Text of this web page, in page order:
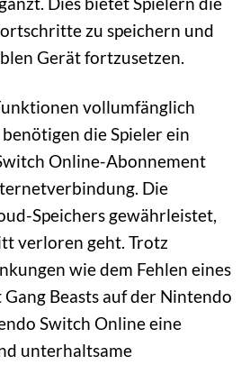
zu speichern und
Gerät fortzusetzen.
vollumfänglich
die Spieler ein
Online-Abonnement
Die
Speichers gewährleistet,
verloren geht. Trotz
wie dem Fehlen eines
Beasts auf der Nintendo
Switch Online eine
unterhaltsame